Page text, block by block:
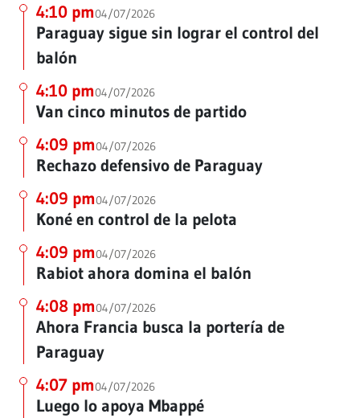
4:10 pm04/07/2026
Paraguay sigue sin lograr el control del
balón
4:10 pm04/07/2026
Van cinco minutos de partido
4:09 pm04/07/2026
Rechazo defensivo de Paraguay
4:09 pm04/07/2026
Koné en control de la pelota
4:09 pm04/07/2026
Rabiot ahora domina el balón
4:08 pm04/07/2026
Ahora Francia busca la portería de
Paraguay
4:07 pm04/07/2026
Luego lo apoya Mbappé